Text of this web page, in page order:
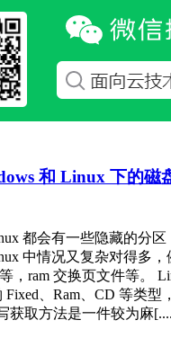
和 Linux 下的磁
都会有一些隐藏的分区
中情况又复杂对得多，
，ram 交换页文件等。
Fixed、Ram、CD 等类型
获取方法是一件较为麻